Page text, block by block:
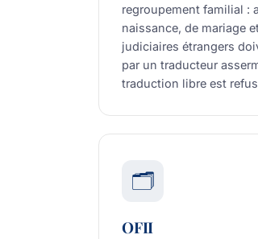
regroupement familial :
naissance, de mariage
judiciaires étrangers
par un traducteur
traduction libre est
🗂️
OFII